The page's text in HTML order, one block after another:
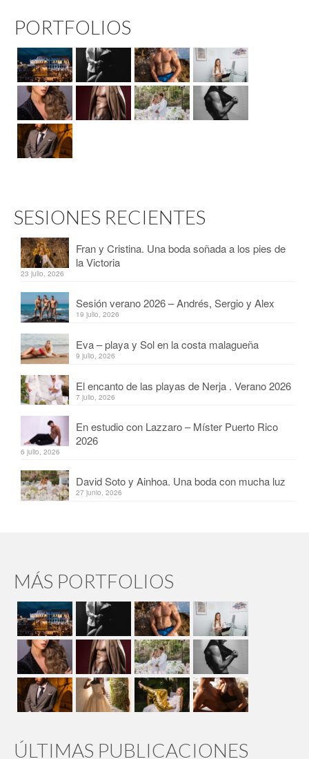
PORTFOLIOS
SESIONES RECIENTES
Fran y Cristina. Una boda soñada a los pies de
la Victoria
23 julio, 2026
Sesión verano 2026 – Andrés, Sergio y Alex
19 julio, 2026
Eva – playa y Sol en la costa malagueña
9 julio, 2026
El encanto de las playas de Nerja . Verano 2026
7 julio, 2026
En estudio con Lazzaro – Míster Puerto Rico
2026
6 julio, 2026
David Soto y Ainhoa. Una boda con mucha luz
27 junio, 2026
MÁS PORTFOLIOS
ÚLTIMAS PUBLICACIONES